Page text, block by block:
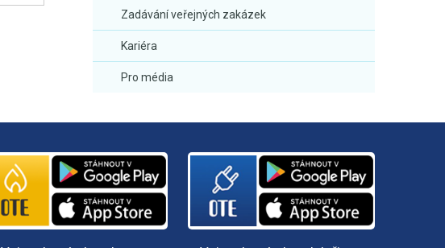
Zadávání veřejných zakázek
Kariéra
Pro média